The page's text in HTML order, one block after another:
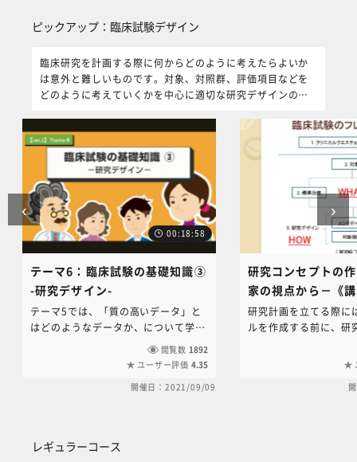
の報告例を用いてその
て頂きました。がんの
を含め、エンドポイン
ピックアップ：臨床試験デザイン
臨床研究を計画する際に何からどのように考えたらよいか
は意外と難しいものです。対象、対照群、評価項目などを
どのように考えていくかを中心に適切な研究デザインの方
00:18:58
テーマ6：臨床試験の基礎知識③
-研究デザイン-
テーマ5では、「質の高いデータ」と
はどのようなデータか、について学ん
でいただきました。その続きとして、
この教材では、質の高いデータを得る
解説します。 ※テーマ4～6では「臨
めします。
閲覧数 1892
ユーザー評価 4.35
開催日：2021/09/09
研究コンセプトの
家の視点から－《
一郎》
研究計画を立てる際に
ルを作成する前に、研
プトをしっかりと作
一般的な研究コンセ
‹ ›
レギュラーコース